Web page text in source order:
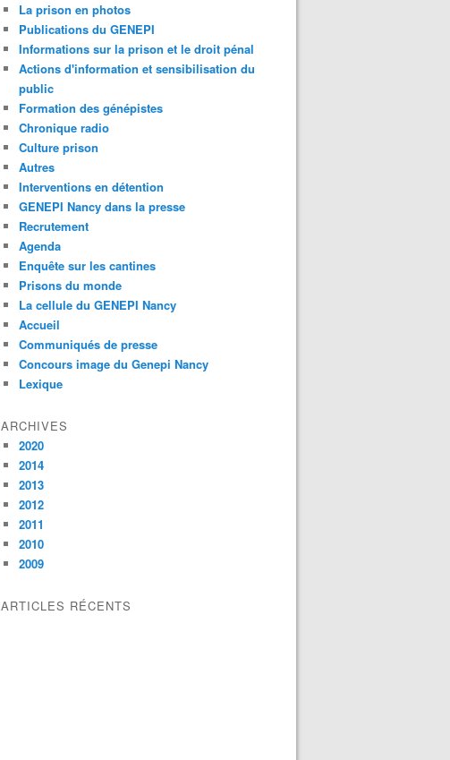
La prison en photos
Publications du GENEPI
Informations sur la prison et le droit pénal
Actions d'information et sensibilisation du
public
Formation des génépistes
Chronique radio
Culture prison
Autres
Interventions en détention
GENEPI Nancy dans la presse
Recrutement
Agenda
Enquête sur les cantines
Prisons du monde
La cellule du GENEPI Nancy
Accueil
Communiqués de presse
Concours image du Genepi Nancy
Lexique
ARCHIVES
2020
2014
2013
2012
2011
2010
2009
ARTICLES RÉCENTS